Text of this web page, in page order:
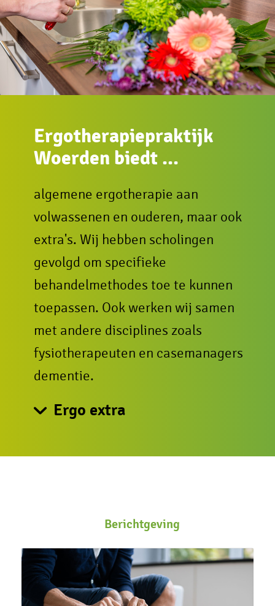
Ergotherapiepraktijk
Woerden biedt ...
algemene ergotherapie aan
volwassenen en ouderen, maar ook
extra's. Wij hebben scholingen
gevolgd om specifieke
behandelmethodes toe te kunnen
toepassen. Ook werken wij samen
met andere disciplines zoals
fysiotherapeuten en casemanagers
dementie.
Ergo extra
Valpreventie
Berichtgeving